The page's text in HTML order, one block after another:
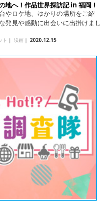
地へ！作品世界探訪記 in 福岡！
やロケ地、ゆかりの場所をご紹
発見や感動に出会いに出掛けまし
ト ｜ 映画｜ 2020.12.15